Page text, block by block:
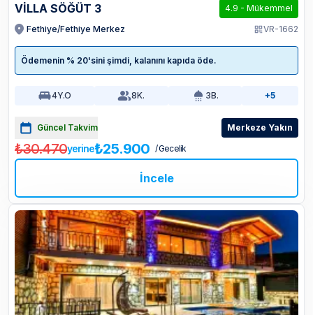
VİLLA SÖĞÜT 3 4.9 - Mükemmel
Fethiye/Fethiye Merkez
VR-1662
Ödemenin % 20'sini şimdi, kalanını kapıda öde.
4Y.O 8K. 3B. +5
Güncel Takvim Merkeze Yakın
₺30.470yerine₺25.900 / Gecelik
İncele